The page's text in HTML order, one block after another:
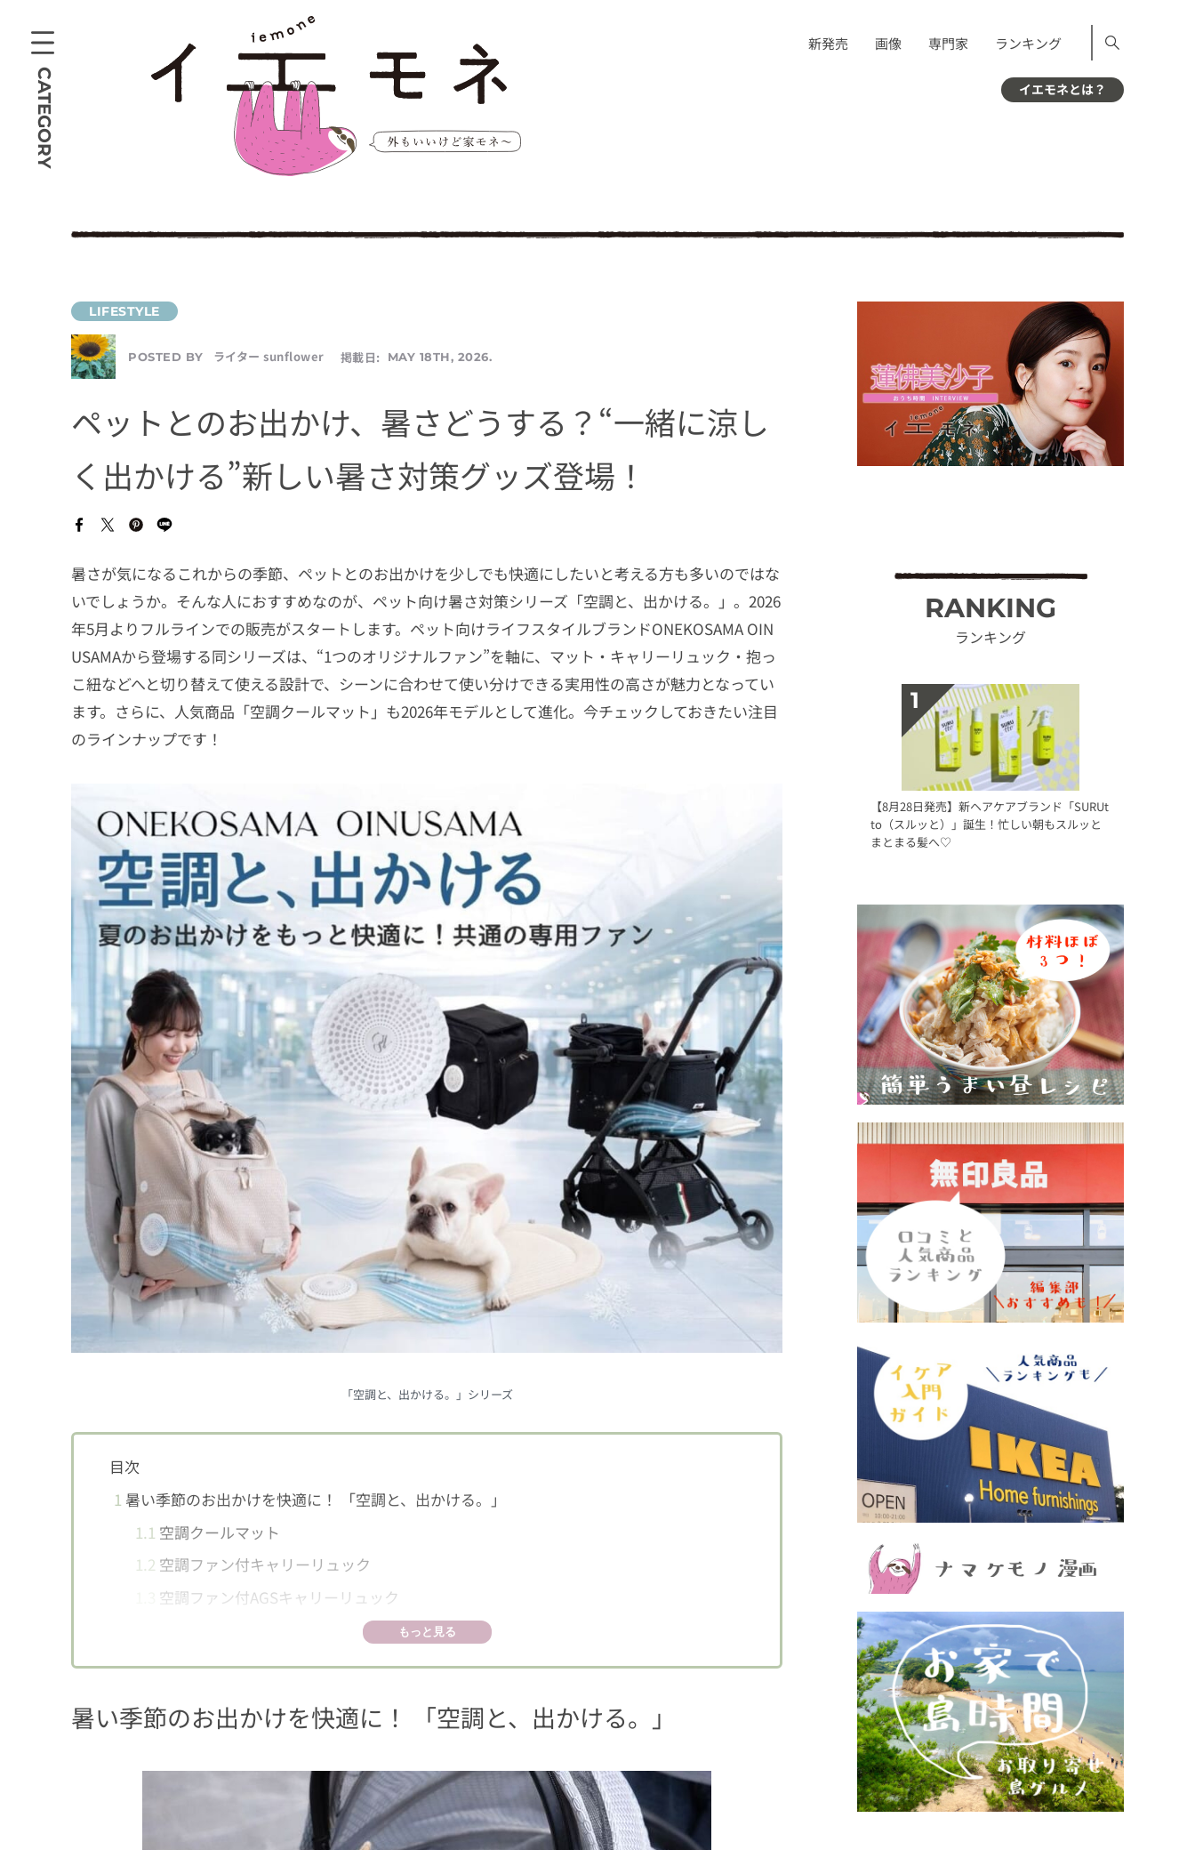
CATEGORY
新発売 画像 専門家 ランキング
イエモネとは？
POSTED BY ライター sunflower 掲載日: MAY 18TH, 2026.
ペットとのお出かけ、暑さどうする？“一緒に涼し
く出かける”新しい暑さ対策グッズ登場！
暑さが気になるこれからの季節、ペットとのお出かけを少しでも快適にしたいと考える方も多いのではな
いでしょうか。そんな人におすすめなのが、ペット向け暑さ対策シリーズ「空調と、出かける。」。2026
年5月よりフルラインでの販売がスタートします。ペット向けライフスタイルブランドONEKOSAMA OIN
USAMAから登場する同シリーズは、“1つのオリジナルファン”を軸に、マット・キャリーリュック・抱っ
こ紐などへと切り替えて使える設計で、シーンに合わせて使い分けできる実用性の高さが魅力となってい
ます。さらに、人気商品「空調クールマット」も2026年モデルとして進化。今チェックしておきたい注目
のラインナップです！
「空調と、出かける。」シリーズ
目次
1 暑い季節のお出かけを快適に！ 「空調と、出かける。」
1.1 空調クールマット
1.2 空調ファン付キャリーリュック
空調ファン付AGSキャリーリュック
2「空調クールマット」2026年モデルへ進化！ 注目したい“3つのポイント”
2.2【ポイントその2】ペットファーストで開発されたオリジナル空調ファン
ペットオーナーの声から誕生！ 「洗い替えマット」単品販売をスタート
もっと見る
暑い季節のお出かけを快適に！ 「空調と、出かける。」
RANKING
ランキング
【8月28日発売】新ヘアケアブランド「SURUt
to（スルッと）」誕生！忙しい朝もスルッと
まとまる髪へ♡